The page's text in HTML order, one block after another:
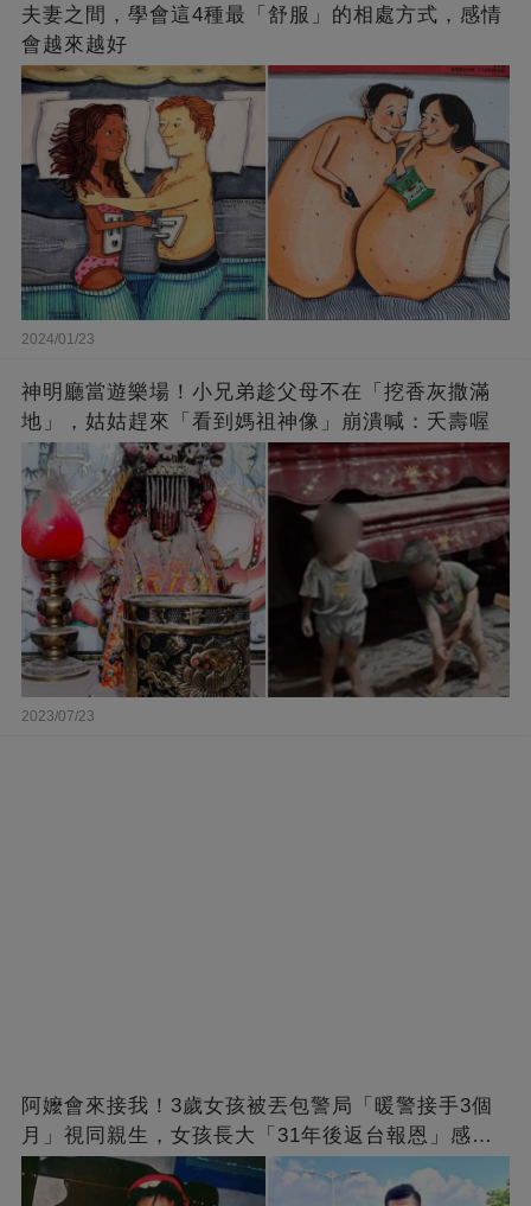
夫妻之間，學會這4種最「舒服」的相處方式，感情
會越來越好
2024/01/23
神明廳當遊樂場！小兄弟趁父母不在「挖香灰撒滿
地」，姑姑趕來「看到媽祖神像」崩潰喊：夭壽喔
2023/07/23
阿嬤會來接我！3歲女孩被丟包警局「暖警接手3個
月」視同親生，女孩長大「31年後返台報恩」感動
全網